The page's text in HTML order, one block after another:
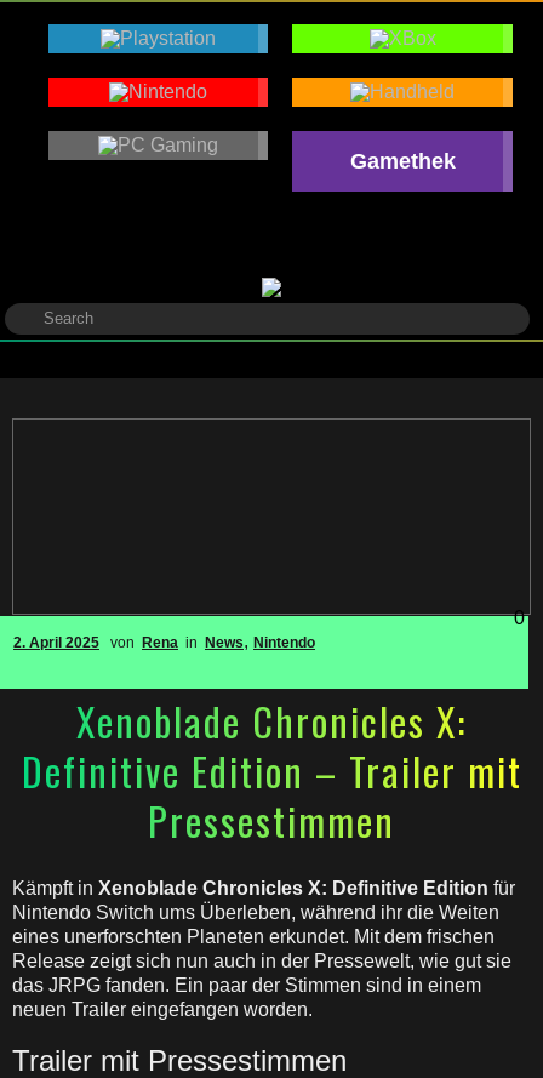
Gamethek
2. April 2025 von Rena in News, Nintendo
0
Xenoblade Chronicles X:
Definitive Edition – Trailer mit
Pressestimmen
Kämpft in Xenoblade Chronicles X: Definitive Edition für
Nintendo Switch ums Überleben, während ihr die Weiten
eines unerforschten Planeten erkundet. Mit dem frischen
Release zeigt sich nun auch in der Pressewelt, wie gut sie
das JRPG fanden. Ein paar der Stimmen sind in einem
neuen Trailer eingefangen worden.
Trailer mit Pressestimmen